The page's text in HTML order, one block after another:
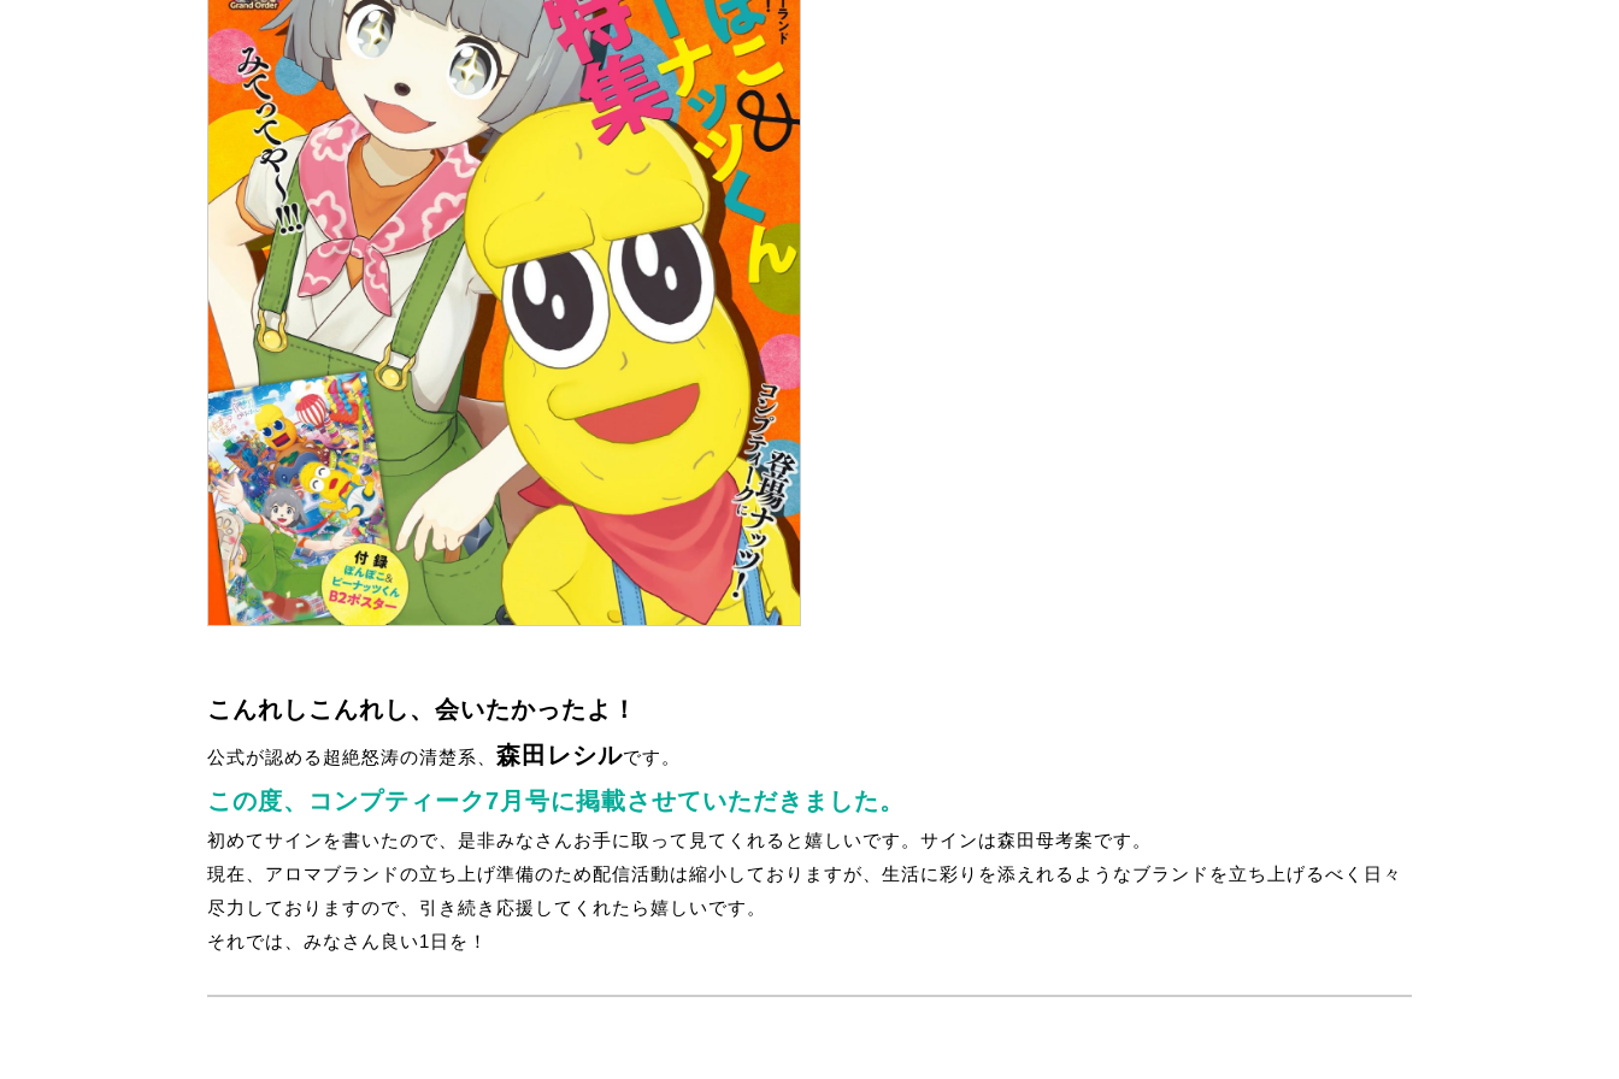
こんれしこんれし、会いたかったよ！
公式が認める超絶怒涛の清楚系、 森田レシルです。
この度、コンプティーク7月号に掲載させていただきました。
初めてサインを書いたので、是非みなさんお手に取って見てくれると嬉しいです。サインは森田母考案です。
現在、アロマブランドの立ち上げ準備のため配信活動は縮小しておりますが、生活に彩りを添えれるようなブランドを立ち上げるべく日々
尽力しておりますので、引き続き応援してくれたら嬉しいです。
それでは、みなさん良い1日を！